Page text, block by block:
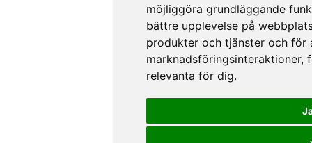
möjliggöra grundläggande
bättre upplevelse på
produkter och tjänster och för
marknadsföringsinteraktioner,
relevanta för dig.